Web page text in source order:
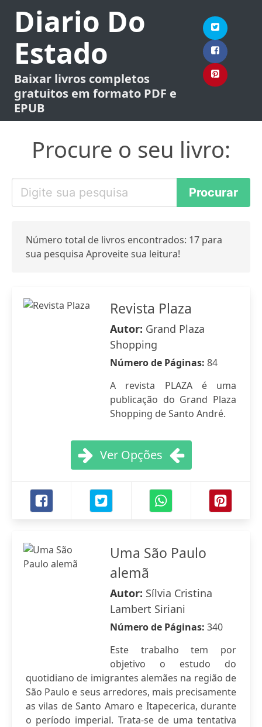
Diario Do
Estado
Baixar livros completos
gratuitos em formato PDF e
EPUB
Procure o seu livro:
Número total de livros encontrados: 17 para
sua pesquisa Aproveite sua leitura!
Revista Plaza
Autor: Grand Plaza
Shopping
Número de Páginas: 84
A revista PLAZA é uma
publicação do Grand Plaza
Shopping de Santo André.
Ver Opções
Uma São Paulo
alemã
Autor: Sílvia Cristina
Lambert Siriani
Número de Páginas: 340
Este trabalho tem por
objetivo o estudo do
quotidiano de imigrantes alemães na região de
São Paulo e seus arredores, mais precisamente
as vilas de Santo Amaro e Itapecerica, durante
o período imperial. Trata-se de uma tentativa